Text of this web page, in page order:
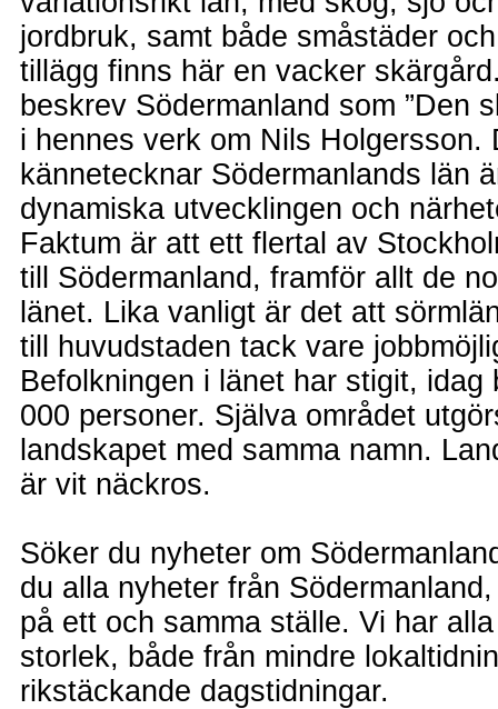
jordbruk, samt både småstäder
tillägg finns här en vacker
beskrev Södermanland som ”Den
i hennes verk om Nils Holgersson.
kännetecknar Södermanlands län
dynamiska utvecklingen och
Faktum är att ett flertal av
till Södermanland, framför allt de
länet. Lika vanligt är det att
till huvudstaden tack vare
Befolkningen i länet har stigit, idag
000 personer. Själva området
landskapet med samma namn.
är vit näckros.
Söker du nyheter om
du alla nyheter från
på ett och samma ställe. Vi har
storlek, både från mindre
rikstäckande dagstidningar.